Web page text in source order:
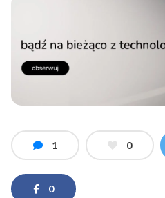
1 0
0